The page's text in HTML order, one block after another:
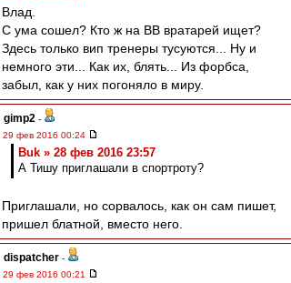
Влад.
С ума сошел? Кто ж на ВВ вратарей ищет?
Здесь только вип тренеры тусуются... Ну и
немного эти... Как их, блять... Из форбса,
забыл, как у них погоняло в миру.
gimp2 -
29 фев 2016 00:24
Buk » 28 фев 2016 23:57
А Тишу приглашали в спортроту?
Приглашали, но сорвалось, как он сам пишет,
пришел блатной, вместо него.
dispatcher -
29 фев 2016 00:21